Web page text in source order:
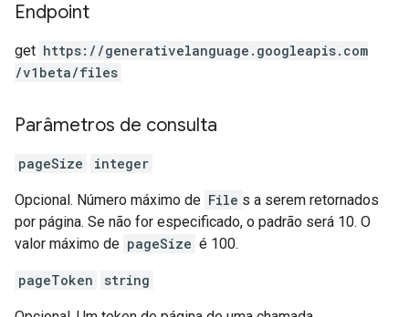
Endpoint
get https: / /generativelanguage.googleapis.com
/v1beta/files
Parâmetros de consulta
pageSize integer
Opcional. Número máximo de File s a serem retornados
por página. Se não for especificado, o padrão será 10. O
valor máximo de pageSize é 100.
pageToken string